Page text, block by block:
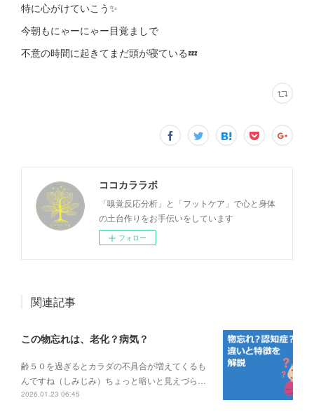
特に心がけていこう✨
今朝もにゃーにゃー目覚ましで
不意の時間に起きてまだ頭が寝ている💤
ココカララボ
「嗅覚反応分析」と「フットケア」で心と身体
の土台作りをお手伝いをしています
フォロー
関連記事
この物忘れは、老化？病気？
齢５０を過ぎるとカラダの不具合が増えてくるも
んですね（しみじみ）ちょっと暗いと見えづら…
2026.01.23 06:45